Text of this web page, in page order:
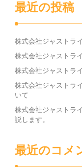
最近の投稿
株式会社ジャストラ
株式会社ジャストラ
株式会社ジャストラ
株式会社ジャストラ
いて
株式会社ジャストラ
説します。
最近のコメ